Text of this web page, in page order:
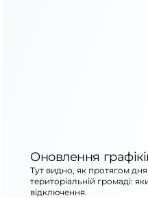
Оновлення
Тут видно, як протягом дня
територіальній громаді:
відключення.